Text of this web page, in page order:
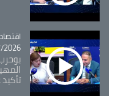
Catégorie
اقتصاد
- 12:13